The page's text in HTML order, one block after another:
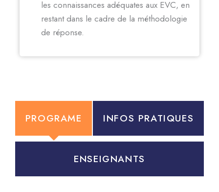
les connaissances adéquates aux EVC, en
restant dans le cadre de la méthodologie
de réponse.
PROGRAME INFOS PRATIQUES
ENSEIGNANTS